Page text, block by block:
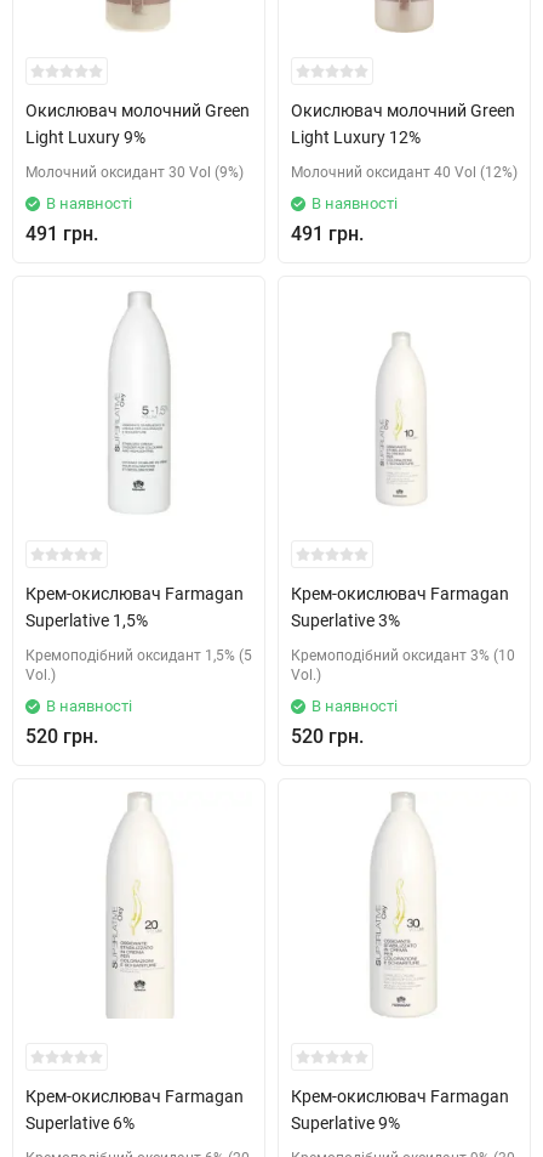
Окислювач молочний Green
Light Luxury 9%
Молочний оксидант 30 Vol (9%)
В наявності
491 грн.
Окислювач молочний Green
Light Luxury 12%
Молочний оксидант 40 Vol (12%)
В наявності
491 грн.
Крем-окислювач Farmagan
Superlative 1,5%
Кремоподібний оксидант 1,5% (5
Vol.)
В наявності
520 грн.
Крем-окислювач Farmagan
Superlative 3%
Кремоподібний оксидант 3% (10
Vol.)
В наявності
520 грн.
Крем-окислювач Farmagan
Superlative 6%
Крем-окислювач Farmagan
Superlative 9%